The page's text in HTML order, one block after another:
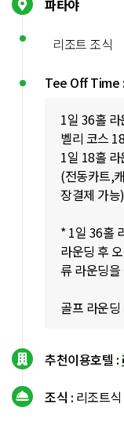
파타야
리조트 조식
Tee Off Time
1일 36홀
벨리 코스
1일 18홀
(전동카트,
장결제 가능)
* 1일 36홀
라운딩 후
류 라운딩
골프 라운딩
추천이용호텔 :
조식 : 리조트식